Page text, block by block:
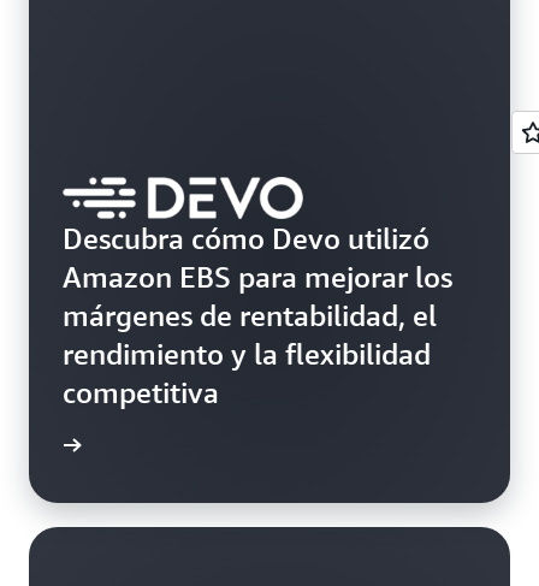
Descubra cómo Devo utilizó
Amazon EBS para mejorar los
márgenes de rentabilidad, el
rendimiento y la flexibilidad
competitiva